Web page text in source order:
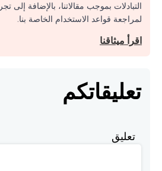
التبادلات بموجب مقالاتنا، بالإضافة إلى
لمراجعة قواعد الاستخدام الخاصة بنا.
اقرأ ميثاقنا
تعليقاتكم
تعليق